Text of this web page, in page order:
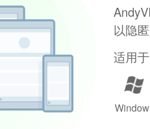
以隐
适用于